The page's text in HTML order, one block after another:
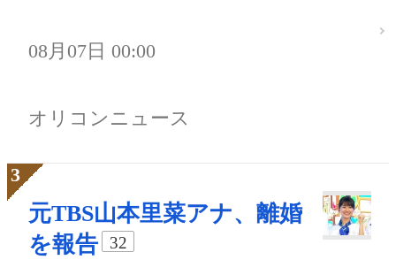
08月07日 00:00
オリコンニュース
元TBS山本里菜アナ、離婚
を報告
32